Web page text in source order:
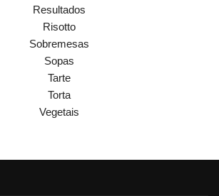
Resultados
Risotto
Sobremesas
Sopas
Tarte
Torta
Vegetais